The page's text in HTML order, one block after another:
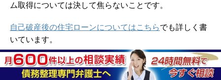
ム取得については決して焦らないことです。
自己破産後の住宅ローンについてはこちらでも詳しく書
いています。
携帯電話（スマホ）の契約・分割購入